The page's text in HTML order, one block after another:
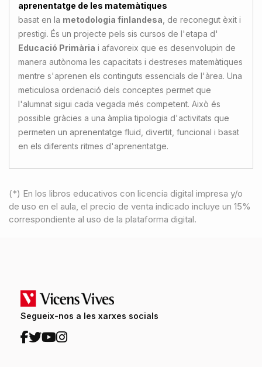
aprenentatge de les matemàtiques
basat en la metodologia finlandesa , de reconegut èxit i
prestigi. És un projecte pels sis cursos de l'etapa d'
Educació Primària i afavoreix que es desenvolupin de
manera autònoma les capacitats i destreses matemàtiques
mentre s'aprenen els continguts essencials de l'àrea. Una
meticulosa ordenació dels conceptes permet que
l'alumnat sigui cada vegada més competent. Això és
possible gràcies a una àmplia tipologia d'activitats que
permeten un aprenentatge fluid, divertit, funcional i basat
en els diferents ritmes d'aprenentatge.
(*) En los libros educativos con licencia digital impresa y/o
de uso en el aula, el precio de venta indicado incluye un 15%
correspondiente al uso de la plataforma digital.
Segueix-nos a les xarxes socials